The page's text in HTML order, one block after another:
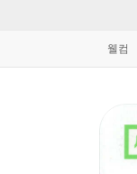
웰컴